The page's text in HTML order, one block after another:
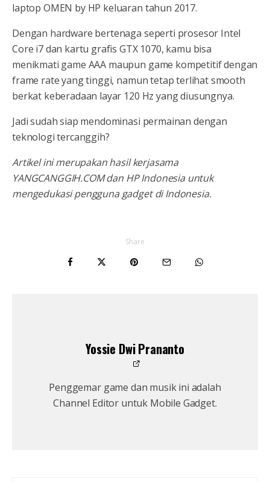
laptop OMEN by HP keluaran tahun 2017.
Dengan hardware bertenaga seperti prosesor Intel
Core i7 dan kartu grafis GTX 1070, kamu bisa
menikmati game AAA maupun game kompetitif dengan
frame rate yang tinggi, namun tetap terlihat smooth
berkat keberadaan layar 120 Hz yang diusungnya.
Jadi sudah siap mendominasi permainan dengan
teknologi tercanggih?
Artikel ini merupakan hasil kerjasama
YANGCANGGIH.COM dan HP Indonesia untuk
mengedukasi pengguna gadget di Indonesia.
Share
Yossie Dwi Prananto
Penggemar game dan musik ini adalah
Channel Editor untuk Mobile Gadget.